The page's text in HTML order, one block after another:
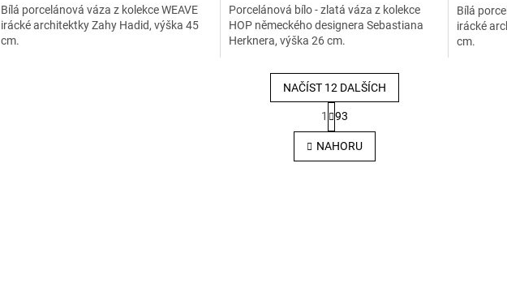
Bílá porcelánová váza z kolekce WEAVE
irácké architektky Zahy Hadid, výška 45
cm.
Porcelánová bílo - zlatá váza z kolekce
HOP německého designera Sebastiana
Herknera, výška 26 cm.
Bílá
irácké
cm.
O
v
l
NAČÍST 12 DALŠÍCH
S
t
r
á
n
1 93
NAHORU